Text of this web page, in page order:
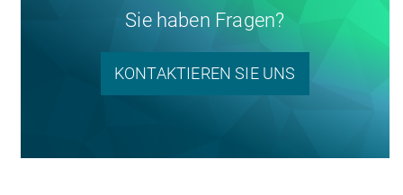
Sie haben Fragen?
KONTAKTIEREN SIE UNS